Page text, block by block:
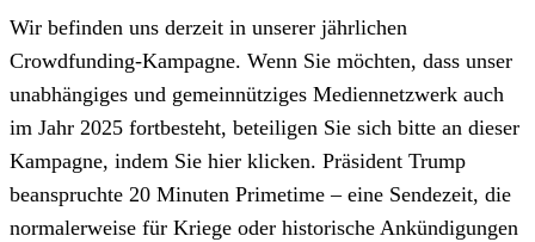
Wir befinden uns derzeit in unserer jährlichen
Crowdfunding-Kampagne. Wenn Sie möchten, dass unser
unabhängiges und gemeinnütziges Mediennetzwerk auch
im Jahr 2025 fortbesteht, beteiligen Sie sich bitte an dieser
Kampagne, indem Sie hier klicken. Präsident Trump
beanspruchte 20 Minuten Primetime – eine Sendezeit, die
normalerweise für Kriege oder historische Ankündigungen